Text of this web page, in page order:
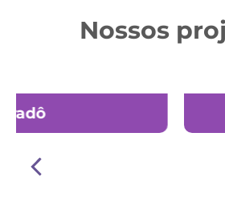
Nossos
Guia para Justiça